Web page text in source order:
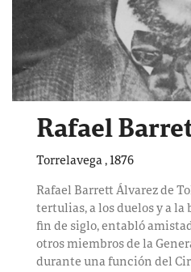
Rafael
Torrelavega,1876
Rafael Barrett Álvarez de
tertulias, a los duelos y a
fin de siglo, entabló
otros miembros de la
durante una función del